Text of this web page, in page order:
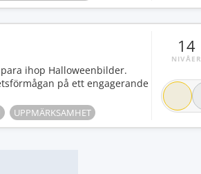
ihop Halloweenbilder.
på ett engagerande
UPPMÄRKSAMHET
14
NIVÅER